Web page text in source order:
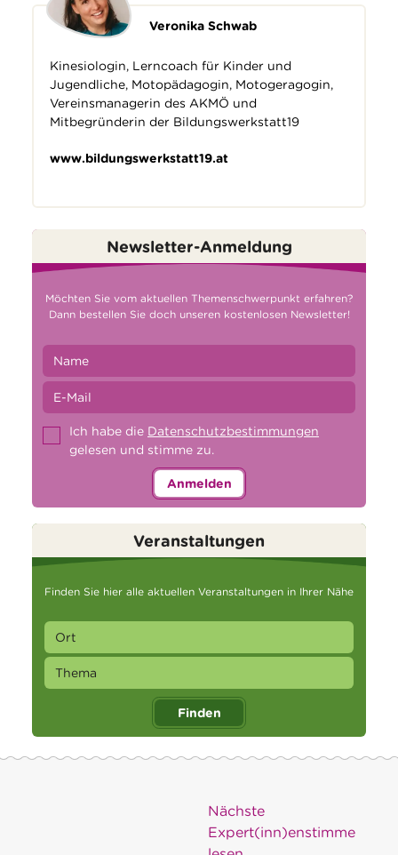
Veronika Schwab
Kinesiologin, Lerncoach für Kinder und
Jugendliche, Motopädagogin, Motogeragogin,
Vereinsmanagerin des AKMÖ und
Mitbegründerin der Bildungswerkstatt19
www.bildungswerkstatt19.at
Newsletter-Anmeldung
Möchten Sie vom aktuellen Themenschwerpunkt erfahren?
Dann bestellen Sie doch unseren kostenlosen Newsletter!
Ich habe die Datenschutzbestimmungen
gelesen und stimme zu.
Anmelden
Veranstaltungen
Finden Sie hier alle aktuellen Veranstaltungen in Ihrer Nähe
Finden
Nächste
Expert(inn)enstimme